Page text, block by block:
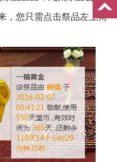
，您只需点击祭品左上角